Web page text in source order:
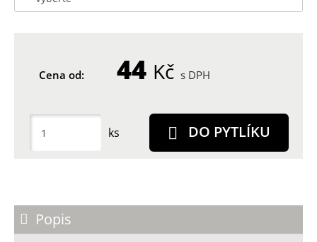
Cena od: 44 Kč s DPH
ks DO PYTLÍKU
Popis